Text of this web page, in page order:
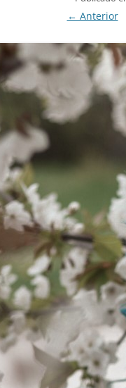
← Anterior